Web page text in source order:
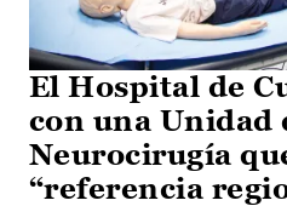
El Hospital de
con una Unidad
Neurocirugía
“referencia